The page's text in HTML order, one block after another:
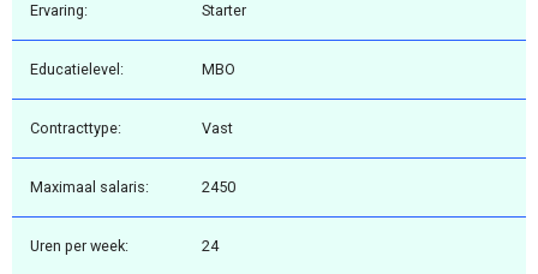
Ervaring: Starter
Educatielevel: MBO
Contracttype: Vast
Maximaal salaris: 2450
Uren per week: 24